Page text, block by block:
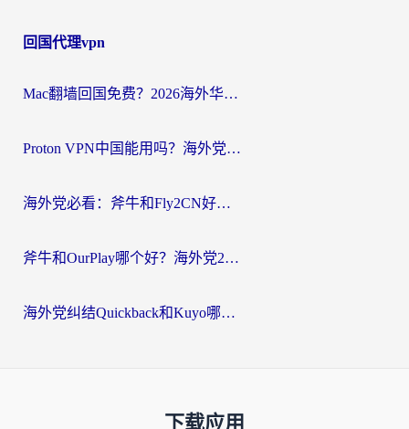
回国代理vpn
Mac翻墙回国免费？2026海外华人亲测：从CCTV5直播到国内APP，这样选加速器才靠谱
Proton VPN中国能用吗？海外党选回国加速器的避坑指南（附番茄加速器实测）
海外党必看：斧牛和Fly2CN好用吗？3招教你选对回国加速器（附免费试用攻略）
斧牛和OurPlay哪个好？海外党2026亲测：选对加速器，国内资源秒加载
海外党纠结Quickback和Kuyo哪个好？选对回国加速器才能无缝刷国内资源
下载应用